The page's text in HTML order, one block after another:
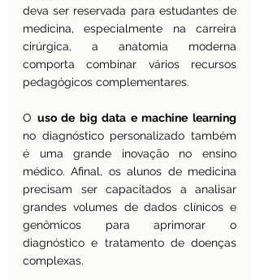
deva ser reservada para estudantes de
medicina, especialmente na carreira
cirúrgica, a anatomia moderna
comporta combinar vários recursos
pedagógicos complementares.
O uso de big data e machine learning
no diagnóstico personalizado também
é uma grande inovação no ensino
médico. Afinal, os alunos de medicina
precisam ser capacitados a analisar
grandes volumes de dados clínicos e
genômicos para aprimorar o
diagnóstico e tratamento de doenças
complexas.